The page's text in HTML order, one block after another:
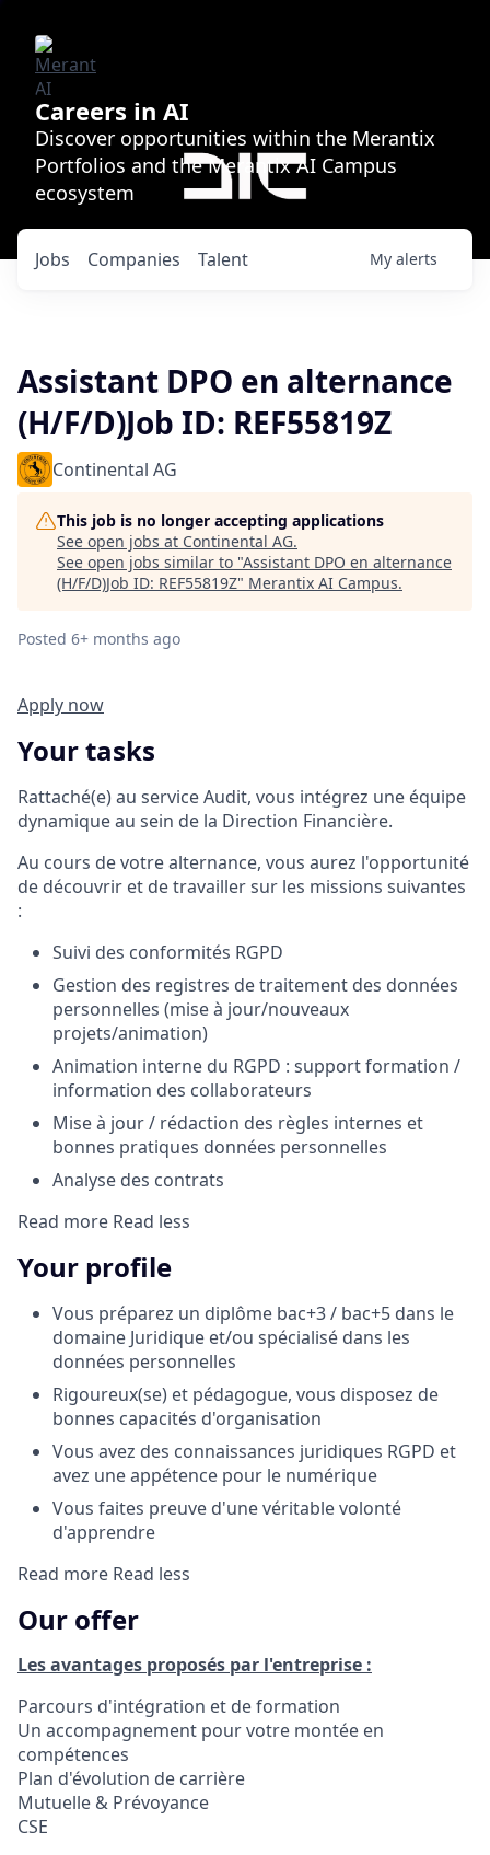
Careers in AI
Discover opportunities within the Merantix
Portfolios and the Merantix AI Campus
ecosystem
Jobs Companies Talent My alerts
Assistant DPO en alternance
(H/F/D)Job ID: REF55819Z
Continental AG
This job is no longer accepting applications
See open jobs at Continental AG.
See open jobs similar to "Assistant DPO en alternance
(H/F/D)Job ID: REF55819Z" Merantix AI Campus.
Posted 6+ months ago
Apply now
Your tasks
Rattaché(e) au service Audit, vous intégrez une équipe
dynamique au sein de la Direction Financière.
Au cours de votre alternance, vous aurez l'opportunité
de découvrir et de travailler sur les missions suivantes
:
Suivi des conformités RGPD
Gestion des registres de traitement des données
personnelles (mise à jour/nouveaux
projets/animation)
Animation interne du RGPD : support formation /
information des collaborateurs
Mise à jour / rédaction des règles internes et
bonnes pratiques données personnelles
Analyse des contrats
Read more Read less
Your profile
Vous préparez un diplôme bac+3 / bac+5 dans le
domaine Juridique et/ou spécialisé dans les
données personnelles
Rigoureux(se) et pédagogue, vous disposez de
bonnes capacités d'organisation
Vous avez des connaissances juridiques RGPD et
avez une appétence pour le numérique
Vous faites preuve d'une véritable volonté
d'apprendre
Read more Read less
Our offer
Les avantages proposés par l'entreprise :
Parcours d'intégration et de formation
Un accompagnement pour votre montée en
compétences
Plan d'évolution de carrière
Mutuelle & Prévoyance
CSE